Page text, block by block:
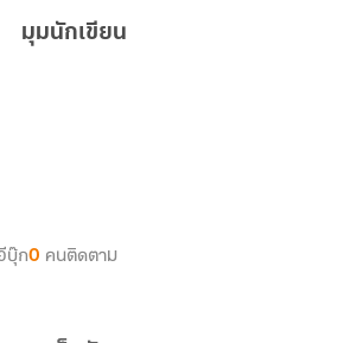
มุมนักเขียน
บุ๊ก0 คนติดตาม